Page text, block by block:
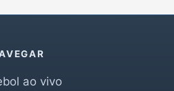
ao vivo